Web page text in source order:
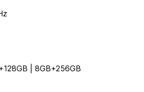
| 8GB+256GB